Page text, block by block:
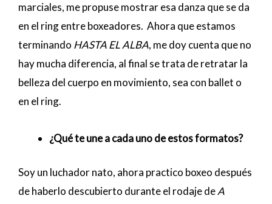
marciales, me propuse mostrar esa danza que se da
en el ring entre boxeadores. Ahora que estamos
terminando HASTA EL ALBA, me doy cuenta que no
hay mucha diferencia, al final se trata de retratar la
belleza del cuerpo en movimiento, sea con ballet o
en el ring.
¿Qué te une a cada uno de estos formatos?
Soy un luchador nato, ahora practico boxeo después
de haberlo descubierto durante el rodaje deA